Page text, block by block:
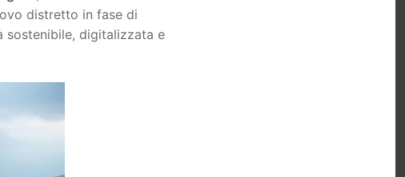
distretto in fase di
sostenibile, digitalizzata e